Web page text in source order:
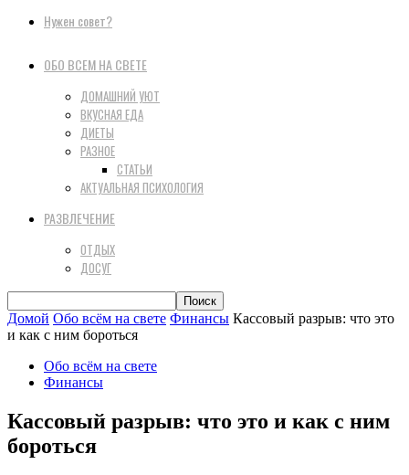
Нужен совет?
ОБО ВСЕМ НА СВЕТЕ
ДОМАШНИЙ УЮТ
ВКУСНАЯ ЕДА
ДИЕТЫ
РАЗНОЕ
СТАТЬИ
АКТУАЛЬНАЯ ПСИХОЛОГИЯ
РАЗВЛЕЧЕНИЕ
ОТДЫХ
ДОСУГ
Домой Обо всём на свете Финансы Кассовый разрыв: что это
и как с ним бороться
Обо всём на свете
Финансы
Кассовый разрыв: что это и как с ним
бороться